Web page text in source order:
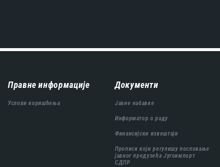
Навигација
подножја
Правне информације
Услови коришћења
Документи
Јавне набавке
Информатор о раду
Финансијски извештаји
Прописи који регулишу пословање
јавног предузећа Југоимпорт
СДПР